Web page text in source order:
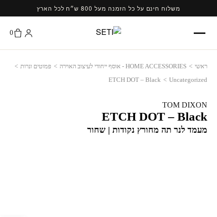
משלוח חינם על כל הזמנה מעל 800 ש״ח לכל הארץ
0
ראשי > HOME ACCESSORIES - אוסף ייחודי לעיצוב האוירה > פמוטים ונרות >
Uncategorized
>
ETCH DOT – Black
TOM DIXON
ETCH DOT – Black
מעמד לנר תה מחורץ נקודות | שחור